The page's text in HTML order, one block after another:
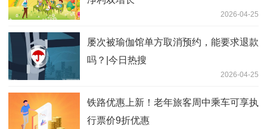
2026-04-25
屡次被瑜伽馆单方取消预约，能要求退款
吗？|今日热搜
2026-04-25
铁路优惠上新！老年旅客周中乘车可享执
行票价9折优惠